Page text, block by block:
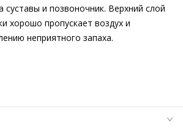
суставы и позвоночник. Верхний слой
хорошо пропускает воздух и
неприятного запаха.
Термопластичный полиуретан (TPU)